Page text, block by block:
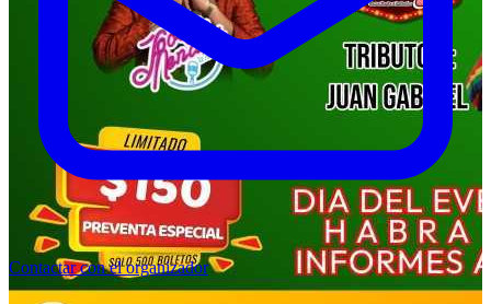
Contactar con el organizador